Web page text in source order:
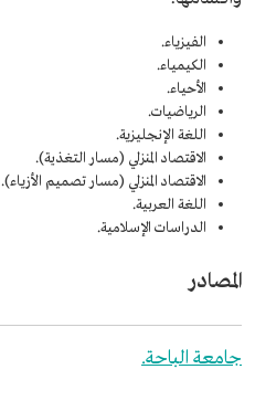
الفيزياء.
الكيمياء.
الأحياء.
الرياضيات.
اللغة الإنجليزية.
الاقتصاد المنزلي (مسار التغذية).
الاقتصاد المنزلي (مسار تصميم الأزياء).
اللغة العربية.
الدراسات الإسلامية.
المصادر
جامعة الباحة.